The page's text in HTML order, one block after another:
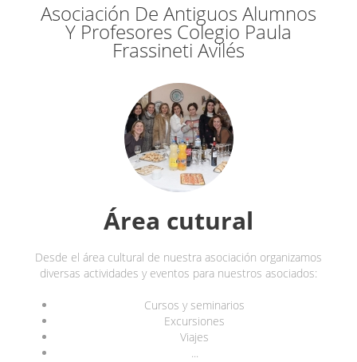
Asociación De Antiguos Alumnos
Y Profesores Colegio Paula
Frassineti Avilés
Área cutural
Desde el área cultural de nuestra asociación organizamos
diversas actividades y eventos para nuestros asociados:
Cursos y seminarios
Excursiones
Viajes
...